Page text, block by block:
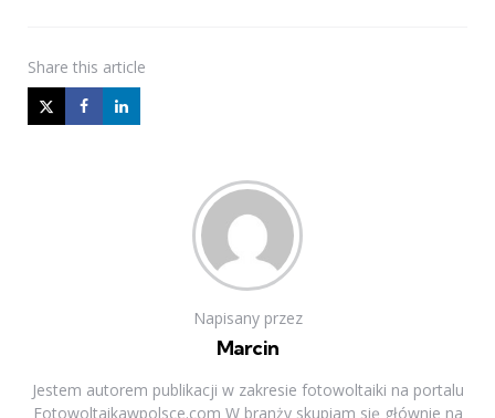
Share this article
Napisany przez
Marcin
Jestem autorem publikacji w zakresie fotowoltaiki na portalu
Fotowoltaikawpolsce.com W branży skupiam się głównie na